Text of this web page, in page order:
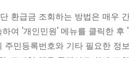
환급금 조회하는 방법은 매우
여 '개인민원' 메뉴를 클릭한
주민등록번호와 기타 필요한 정